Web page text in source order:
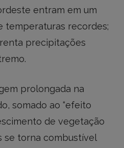
entram em um
temperaturas recordes;
precipitações
prolongada na
somado ao “efeito
de vegetação
se torna combustível